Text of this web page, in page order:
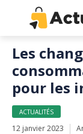
Les
pour les
ACTUALITÉS
12 janvier 2023